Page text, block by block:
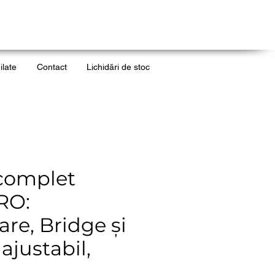
Contact Lichidări de stoc
Bridge și